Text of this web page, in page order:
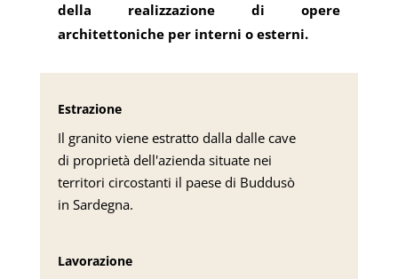
della realizzazione di opere
architettoniche per interni o esterni.
Estrazione
Il granito viene estratto dalla dalle cave
di proprietà dell'azienda situate nei
territori circostanti il paese di Buddusò
in Sardegna.
Lavorazione